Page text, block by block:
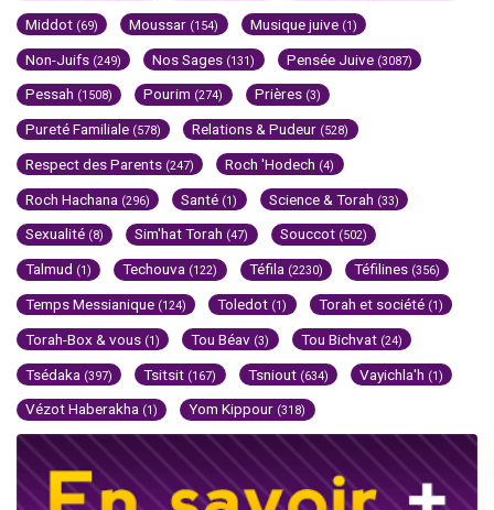
Middot (69) Moussar (154) Musique juive (1)
Non-Juifs (249) Nos Sages (131) Pensée Juive (3087)
Pessah (1508) Pourim (274) Prières (3)
Pureté Familiale (578) Relations & Pudeur (528)
Respect des Parents (247) Roch 'Hodech (4)
Roch Hachana (296) Santé (1) Science & Torah (33)
Sexualité (8) Sim'hat Torah (47) Souccot (502)
Talmud (1) Techouva (122) Téfila (2230) Téfilines (356)
Temps Messianique (124) Toledot (1) Torah et société (1)
Torah-Box & vous (1) Tou Béav (3) Tou Bichvat (24)
Tsédaka (397) Tsitsit (167) Tsniout (634) Vayichla'h (1)
Vézot Haberakha (1) Yom Kippour (318)